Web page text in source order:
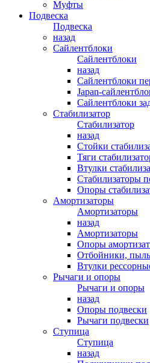
Муфты
Подвеска
Подвеска
назад
Сайлентблоки
Сайлентблоки
назад
Сайлентблоки
Japan-
Сайлентблоки
Стабилизатор
Стабилизатор
назад
Стойки
Тяги
Втулки
Стабилизаторы
Опоры
Амортизаторы
Амортизаторы
назад
Амортизаторы
Опоры
Отбойники,
Втулки
Рычаги и опоры
Рычаги и опоры
назад
Опоры подвески
Рычаги подвески
Ступица
Ступица
назад